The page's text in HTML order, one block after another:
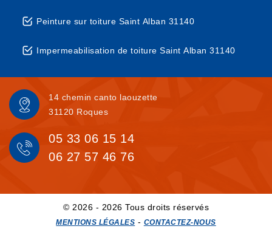
Peinture sur toiture Saint Alban 31140
Impermeabilisation de toiture Saint Alban 31140
14 chemin canto laouzette
31120 Roques
05 33 06 15 14
06 27 57 46 76
© 2026 - 2026 Tous droits réservés
MENTIONS LÉGALES - CONTACTEZ-NOUS